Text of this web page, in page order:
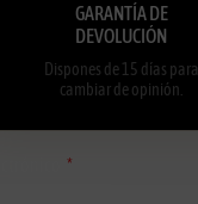
GARANTÍA DE
DEVOLUCIÓN
Dispones de 15 días para
cambiar de opinión.